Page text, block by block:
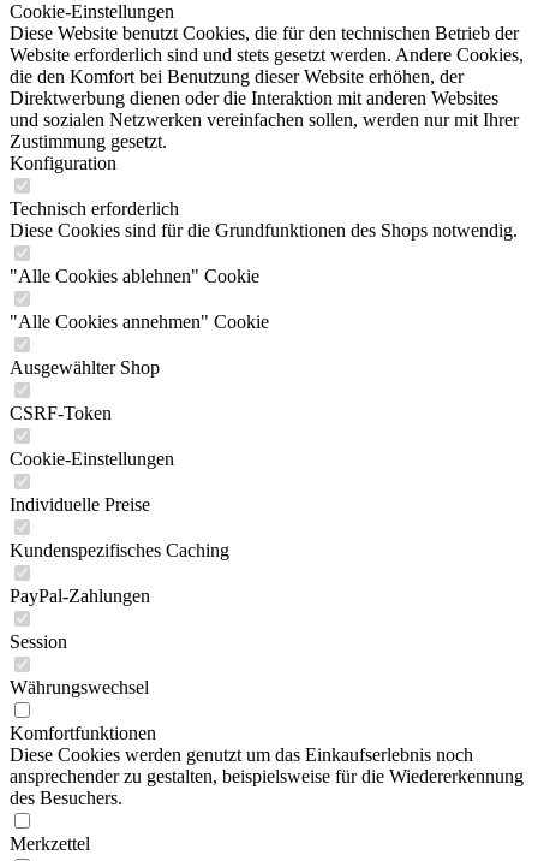
Cookie-Einstellungen
Diese Website benutzt Cookies, die für den technischen Betrieb der
Website erforderlich sind und stets gesetzt werden. Andere Cookies,
die den Komfort bei Benutzung dieser Website erhöhen, der
Direktwerbung dienen oder die Interaktion mit anderen Websites
und sozialen Netzwerken vereinfachen sollen, werden nur mit Ihrer
Zustimmung gesetzt.
Konfiguration
Technisch erforderlich
Diese Cookies sind für die Grundfunktionen des Shops notwendig.
"Alle Cookies ablehnen" Cookie
"Alle Cookies annehmen" Cookie
Ausgewählter Shop
CSRF-Token
Cookie-Einstellungen
Individuelle Preise
Kundenspezifisches Caching
PayPal-Zahlungen
Session
Währungswechsel
Komfortfunktionen
Diese Cookies werden genutzt um das Einkaufserlebnis noch
ansprechender zu gestalten, beispielsweise für die Wiedererkennung
des Besuchers.
Merkzettel